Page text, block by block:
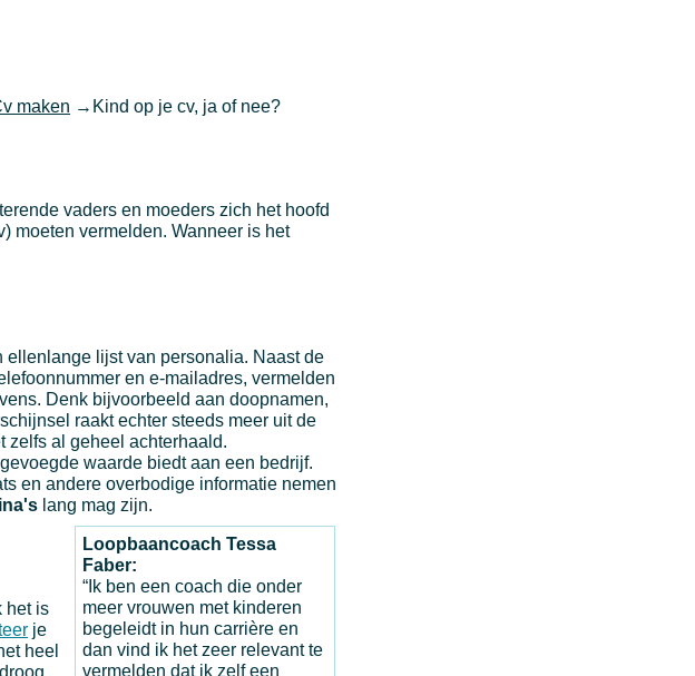
vaders en moeders zich het hoofd
moeten vermelden. Wanneer is het
ellenlange lijst van personalia. Naast de
en e-mailadres, vermelden
Denk bijvoorbeeld aan doopnamen,
raakt echter steeds meer uit de
zelfs al geheel achterhaald.
waarde biedt aan een bedrijf.
en andere overbodige informatie nemen
lang mag zijn.
Loopbaancoach Tessa
Faber:
“Ik ben een coach die onder
meer vrouwen met kinderen
begeleidt in hun carrière en
dan vind ik het zeer relevant te
vermelden dat ik zelf een
het is
je
heel
maken → Kind op je cv, ja of nee?